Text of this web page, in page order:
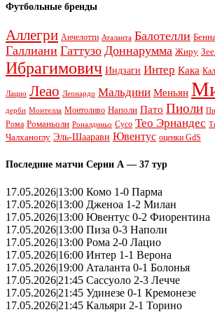
Футбольные бренды
Аллегри Анчелотти Аталанта Балотелли
Галлиани Гаттузо Доннарумма Жиру
Ибрагимович Индзаги Интер Кака
Лацио Леао Леонардо Мальдини Меньян
дерби Монтелла Монтоливо Наполи Пато Пиоли
Рома Романьоли Роналдиньо Сусо Тео Эрнандес
Чалханоглу Эль-Шаарави Ювентус оценки GdS
Последние матчи Серии А — 37 тур
17.05.2026|13:00 Комо 1-0 Парма
17.05.2026|13:00 Дженоа 1-2 Милан
17.05.2026|13:00 Ювентус 0-2 Фиорентина
17.05.2026|13:00 Пиза 0-3 Наполи
17.05.2026|13:00 Рома 2-0 Лацио
17.05.2026|16:00 Интер 1-1 Верона
17.05.2026|19:00 Аталанта 0-1 Болонья
17.05.2026|21:45 Сассуоло 2-3 Лечче
17.05.2026|21:45 Удинезе 0-1 Кремонезе
17.05.2026|21:45 Кальяри 2-1 Торино